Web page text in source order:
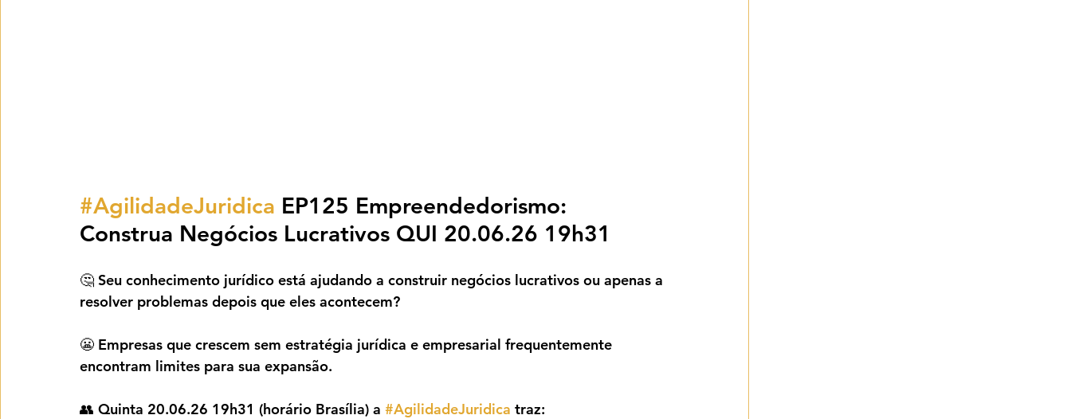
#AgilidadeJuridica EP125 Empreendedorismo:
Construa Negócios Lucrativos QUI 20.06.26 19h31
🤔 Seu conhecimento jurídico está ajudando a construir negócios lucrativos ou apenas a
resolver problemas depois que eles acontecem?
😬 Empresas que crescem sem estratégia jurídica e empresarial frequentemente
encontram limites para sua expansão.
👥 Quinta 20.06.26 19h31 (horário Brasília) a #AgilidadeJuridica traz: